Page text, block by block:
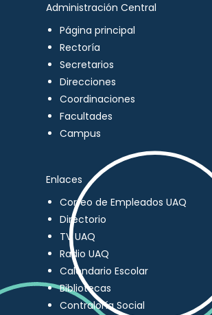
Administración Central
Página principal
Rectoría
Secretarios
Direcciones
Coordinaciones
Facultades
Campus
Enlaces
Correo de Empleados UAQ
Directorio
TV UAQ
Radio UAQ
Calendario Escolar
Bibliotecas
Contraloría Social